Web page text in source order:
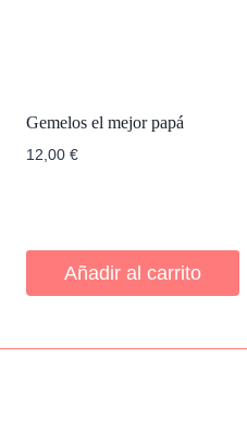
Gemelos el mejor papá
12,00 €
Añadir al carrito